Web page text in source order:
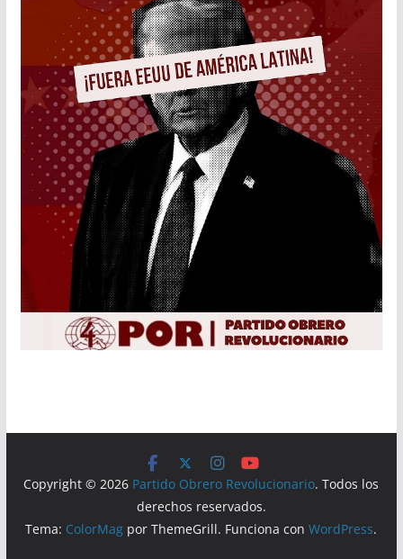
Copyright © 2026 Partido Obrero Revolucionario. Todos los
derechos reservados.
Tema: ColorMag por ThemeGrill. Funciona conWordPress.